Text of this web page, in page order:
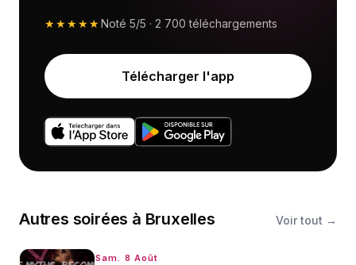
★★★★★Noté 5/5 · 2 700 téléchargements
Télécharger l'app
Autres soirées à Bruxelles Voir tout →
Sam. 8 Août